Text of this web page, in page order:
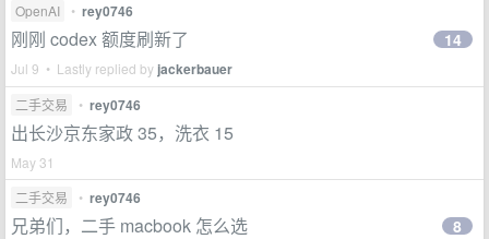
OpenAI • rey0746
刚刚 codex 额度刷新了
Jul 9 • Lastly replied by jackerbauer
14
二手交易 • rey0746
出长沙京东家政 35，洗衣 15
May 31
二手交易
• rey0746
兄弟们，二手 macbook 怎么选 8